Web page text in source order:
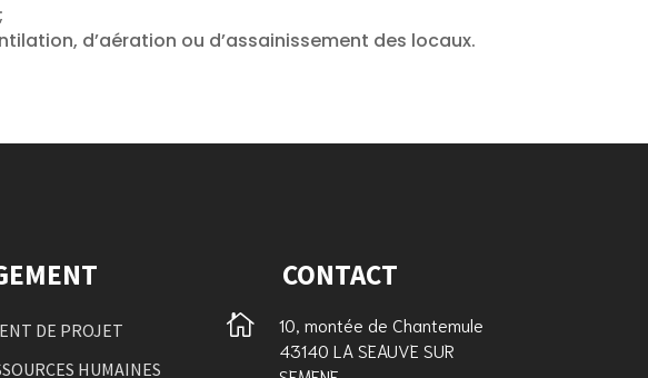
d’aération ou d’assainissement des locaux.
DE PROJET
HUMAINES
CONTACT

10, montée de Chantemule
43140 LA SEAUVE SUR